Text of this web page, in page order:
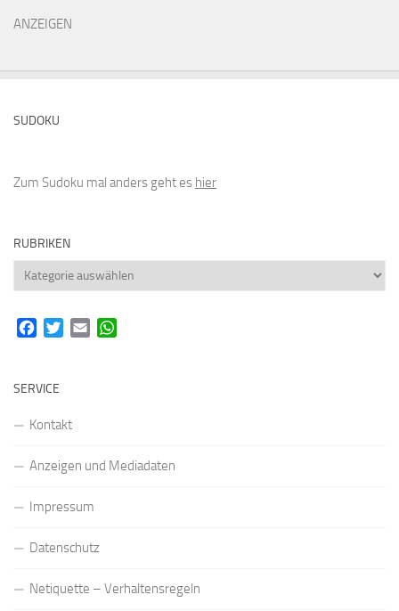
ANZEIGEN
SUDOKU
Zum Sudoku mal anders geht es hier
RUBRIKEN
Rubriken
FacebookTwitterEmail
SERVICE
Kontakt
Anzeigen und Mediadaten
Impressum
Datenschutz
Netiquette – Verhaltensregeln